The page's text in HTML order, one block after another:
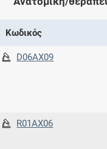
Κωδικός
D06AX09
R01AX06